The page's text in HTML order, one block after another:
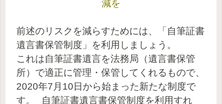
減を
前述のリスクを減らすためには、「自筆証書
遺言書保管制度」を利用しましょう。
これは自筆証書遺言を法務局（遺言書保管
所）で適正に管理・保管してくれるもので、
2020年7月10日から始まった新たな制度で
す。
自筆証書遺言書保管制度を利用すれ